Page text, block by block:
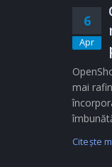
6
Apr
mai
Citeşte